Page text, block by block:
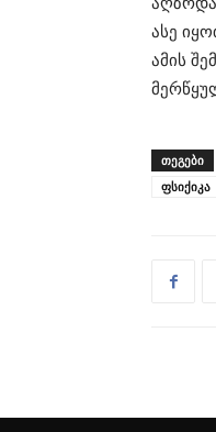
ასე
ამის
ᲗᲔᲒᲔᲑᲘ
ფსიქიკა